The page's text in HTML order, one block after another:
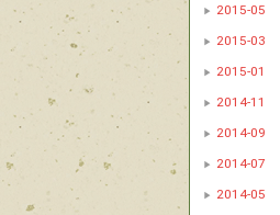
2015-05
2015-03
2015-01
2014-11
2014-09
2014-07
2014-05